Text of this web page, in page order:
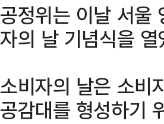
공정위는 이날 서울
자의 날 기념식을
소비자의 날은 소비
공감대를 형성하기